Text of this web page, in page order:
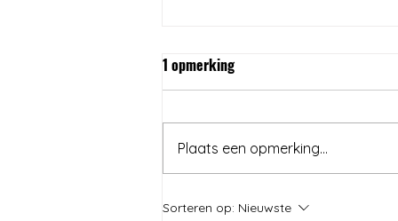
Summer Mocktails , non
1 opmerking
Plaats een opmerking...
Sorteren op: Nieuwste